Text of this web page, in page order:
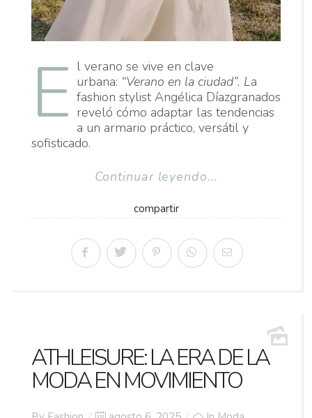
E l verano se vive en clave
urbana: “Verano en la ciudad”. La
fashion stylist Angélica Díazgranados
reveló cómo adaptar las tendencias
a un armario práctico, versátil y
sofisticado.
Continuar leyendo...
compartir
ATHLEISURE: LA ERA DE LA
MODA EN MOVIMIENTO